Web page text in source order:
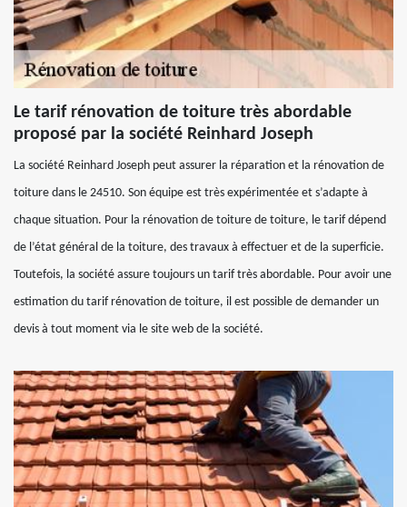
Le tarif rénovation de toiture très abordable
proposé par la société Reinhard Joseph
La société Reinhard Joseph peut assurer la réparation et la rénovation de
toiture dans le 24510. Son équipe est très expérimentée et s’adapte à
chaque situation. Pour la rénovation de toiture de toiture, le tarif dépend
de l’état général de la toiture, des travaux à effectuer et de la superficie.
Toutefois, la société assure toujours un tarif très abordable. Pour avoir une
estimation du tarif rénovation de toiture, il est possible de demander un
devis à tout moment via le site web de la société.